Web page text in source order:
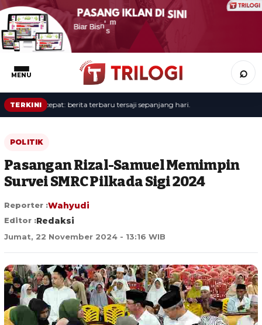
MENU ⌕
TERKINI
Update cepat: berita terbaru tersaji sepanjang hari.
POLITIK
Pasangan Rizal-Samuel Memimpin
Survei SMRC Pilkada Sigi 2024
Reporter :Wahyudi
Editor :Redaksi
Jumat, 22 November 2024 - 13:16 WIB